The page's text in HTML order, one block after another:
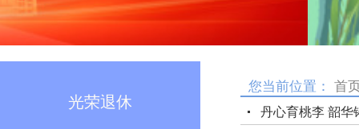
光荣退休
您当前位置： 首
丹心育桃李 韶